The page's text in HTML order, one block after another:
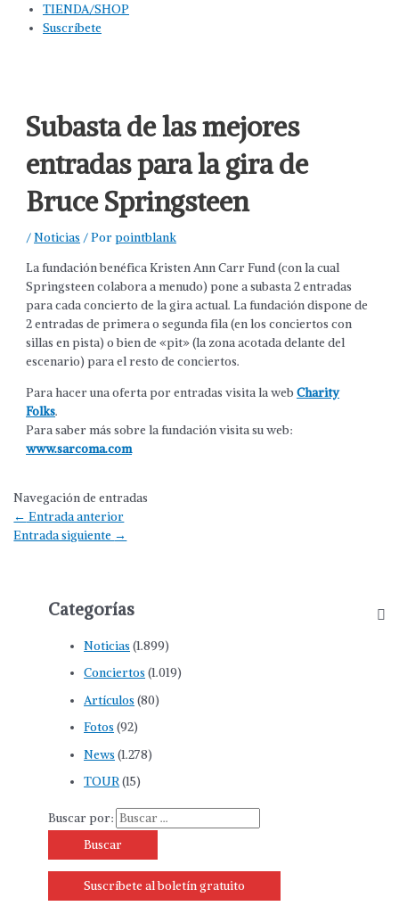
TIENDA/SHOP
Suscríbete
Subasta de las mejores
entradas para la gira de
Bruce Springsteen
/Noticias / Porpointblank
La fundación benéfica Kristen Ann Carr Fund (con la cual
Springsteen colabora a menudo) pone a subasta 2 entradas
para cada concierto de la gira actual. La fundación dispone de
2 entradas de primera o segunda fila (en los conciertos con
sillas en pista) o bien de «pit» (la zona acotada delante del
escenario) para el resto de conciertos.
Para hacer una oferta por entradas visita la webCharity
Folks.
Para saber más sobre la fundación visita su web:
www.sarcoma.com
Navegación de entradas
← Entrada anterior
Entrada siguiente →
Categorías
Noticias (1.899)
Conciertos (1.019)
Artículos (80)
Fotos (92)
News (1.278)
TOUR(15)
Buscar por:
Suscríbete al boletín gratuito